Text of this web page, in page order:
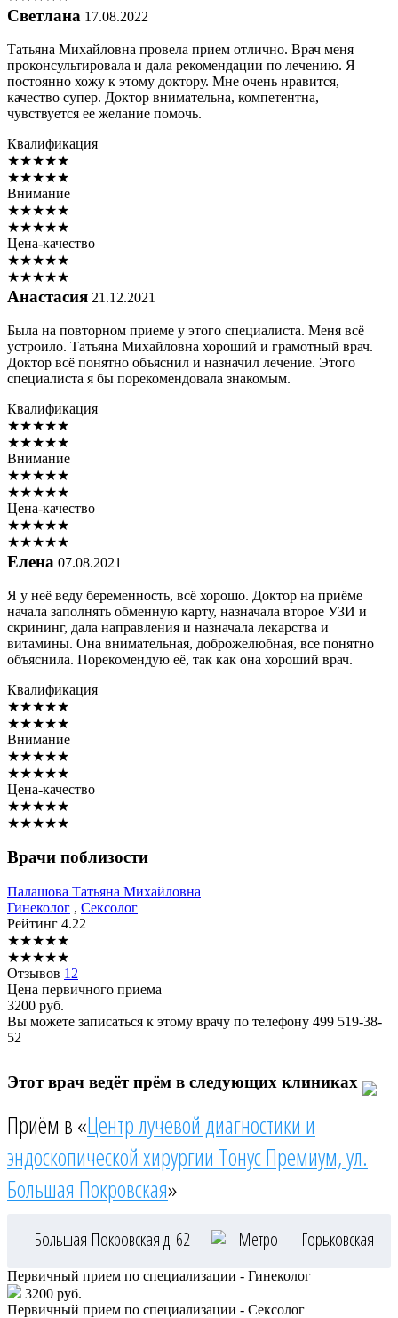
Светлана 17.08.2022
Татьяна Михайловна провела прием отлично. Врач меня
проконсультировала и дала рекомендации по лечению. Я
постоянно хожу к этому доктору. Мне очень нравится,
качество супер. Доктор внимательна, компетентна,
чувствуется ее желание помочь.
Квалификация
★★★★★
★★★★★
Внимание
★★★★★
★★★★★
Цена-качество
★★★★★
★★★★★
Анастасия 21.12.2021
Была на повторном приеме у этого специалиста. Меня всё
устроило. Татьяна Михайловна хороший и грамотный врач.
Доктор всё понятно объяснил и назначил лечение. Этого
специалиста я бы порекомендовала знакомым.
Квалификация
★★★★★
★★★★★
Внимание
★★★★★
★★★★★
Цена-качество
★★★★★
★★★★★
Елена 07.08.2021
Я у неё веду беременность, всё хорошо. Доктор на приёме
начала заполнять обменную карту, назначала второе УЗИ и
скрининг, дала направления и назначала лекарства и
витамины. Она внимательная, доброжелюбная, все понятно
объяснила. Порекомендую её, так как она хороший врач.
Квалификация
★★★★★
★★★★★
Внимание
★★★★★
★★★★★
Цена-качество
★★★★★
★★★★★
Врачи поблизости
Палашова Татьяна Михайловна
Гинеколог , Сексолог
Рейтинг 4.22
★★★★★
★★★★★
Отзывов 12
Цена первичного приема
3200 руб.
Вы можете записаться к этому врачу по телефону 499 519-38-
52
Этот врач ведёт прём в следующих клиниках
Приём в «Центр лучевой диагностики и
эндоскопической хирургии Тонус Премиум, ул.
Большая Покровская»
Большая Покровская д. 62 Метро : Горьковская
Первичный прием по специализации - Гинеколог
3200 руб.
Первичный прием по специализации - Сексолог